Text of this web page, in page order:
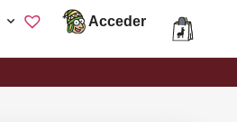
Acceder